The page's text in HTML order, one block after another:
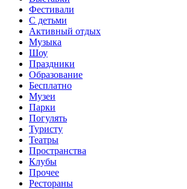
Фестивали
С детьми
Активный отдых
Музыка
Шоу
Праздники
Образование
Бесплатно
Музеи
Парки
Погулять
Туристу
Театры
Пространства
Клубы
Прочее
Рестораны